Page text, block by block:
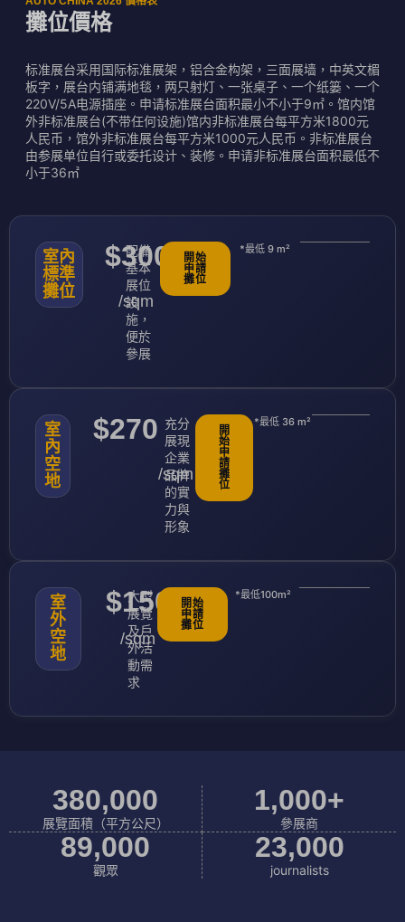
攤位價格
标准展台采用国际标准展架，铝合金构架，三面展墙，中英文楣
板字，展台内铺满地毯，两只射灯、一张桌子、一个纸篓、一个
220V/5A电源插座。申请标准展台面积最小不小于9㎡。馆内馆
外非标准展台(不带任何设施)馆内非标准展台每平方米1800元
人民币，馆外非标准展台每平方米1000元人民币。非标准展台
由参展单位自行或委托设计、装修。申请非标准展台面积最低不
小于36㎡
室內
標準
攤位
$300
/sqm
配備
基本
展位
設
施，
便於
參展
開始
申請
攤位
*最低 9 m²
室
內
空
地
$270
/sqm
充分
展現
企業
品牌
的實
力與
形象
開
始
申
請
攤
位
*最低 36 m²
室
外
空
地
$150
/sqm
大型
展覽
及戶
外活
動需
求
開始
申請
攤位
*最低100m²
展覽面積（平方公尺）
380,000
參展商
1,000+
觀眾
89,000
journalists
23,000